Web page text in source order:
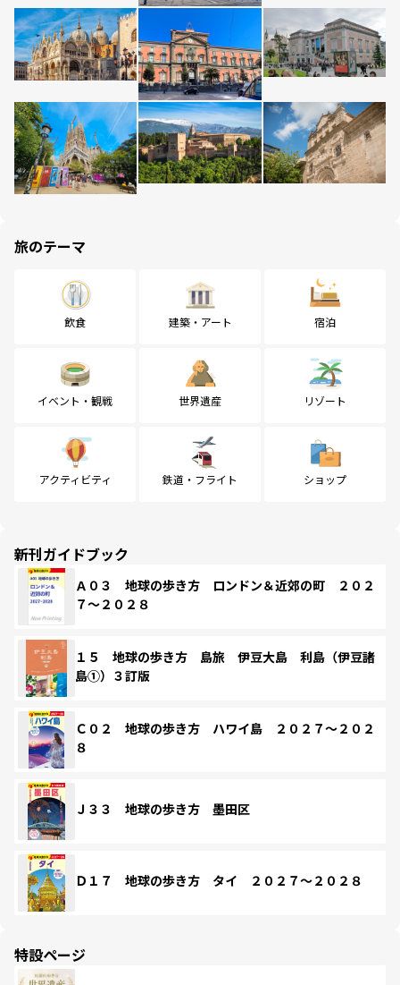
旅のテーマ
飲食 建築・アート 宿泊
イベント・観戦 世界遺産 リゾート
アクティビティ 鉄道・フライト ショップ
新刊ガイドブック
Ａ０３ 地球の歩き方 ロンドン＆近郊の町 ２０２
７～２０２８
１５ 地球の歩き方 島旅 伊豆大島 利島（伊豆諸
島①）３訂版
Ｃ０２ 地球の歩き方 ハワイ島 ２０２７～２０２
８
Ｊ３３ 地球の歩き方 墨田区
Ｄ１７ 地球の歩き方 タイ ２０２７～２０２８
特設ページ